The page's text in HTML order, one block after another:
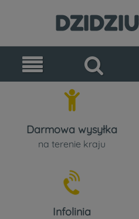
Darmowa wysyłka
na terenie kraju
Infolinia